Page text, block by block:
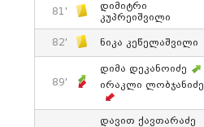
81'
Დიმიტრი
Კუპრეიშვილი
82' Ნიკა Კეწელაშვილი
89'
Დიმა Დეკანოიძე
Ირაკლი Ლობჯანიძე
Დავით Ქავთარაძე